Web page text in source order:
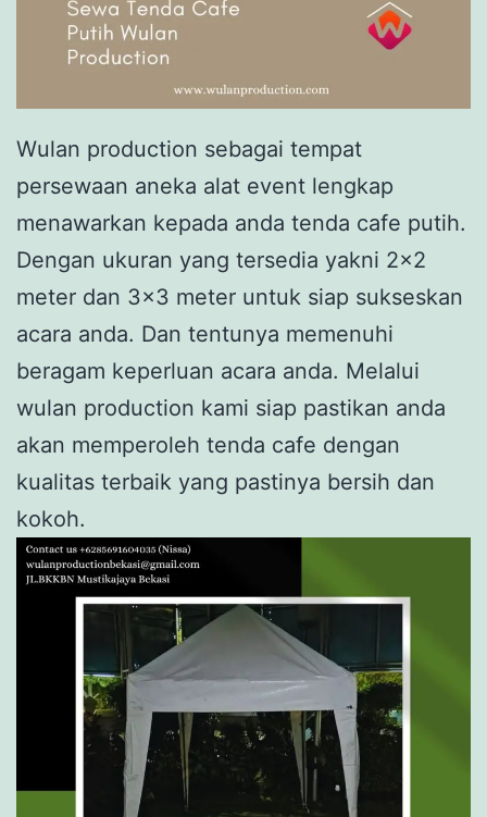
Wulan production sebagai tempat
persewaan aneka alat event lengkap
menawarkan kepada anda tenda cafe putih.
Dengan ukuran yang tersedia yakni 2×2
meter dan 3×3 meter untuk siap sukseskan
acara anda. Dan tentunya memenuhi
beragam keperluan acara anda. Melalui
wulan production kami siap pastikan anda
akan memperoleh tenda cafe dengan
kualitas terbaik yang pastinya bersih dan
kokoh.